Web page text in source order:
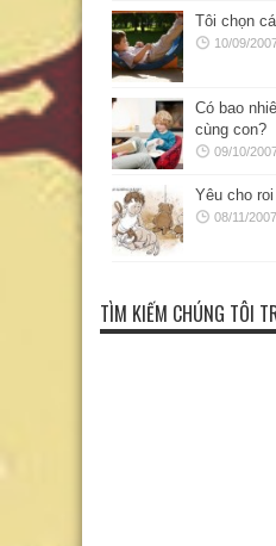
Tôi chọn
10/09/
Có bao
cùng con?
09/10/
Yêu cho
08/11/2007
TÌM KIẾM CHÚNG TÔI